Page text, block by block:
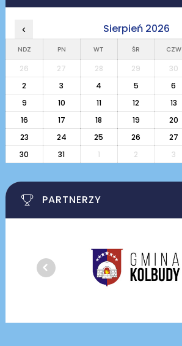
‹ Sierpień 2026
NDZ PN WT ŚR CZW
26 27 28 29 30
2
3 4 5 6
9
10 11 12 13
16
17 18 19 20
23
24 25 26 27
30
31 1 2 3
PARTNERZY